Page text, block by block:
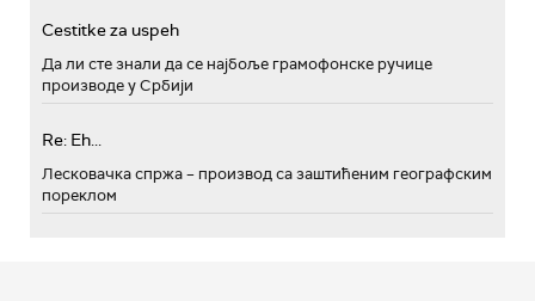
Cestitke za uspeh
Да ли сте знали да се најбоље грамофонске ручице
производе у Србији
Re: Eh...
Лесковачка спржа – производ са заштићеним географским
пореклом